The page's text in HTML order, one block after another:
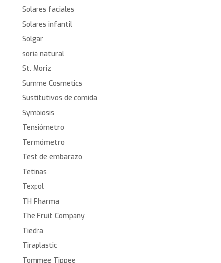
Solares faciales
Solares infantil
Solgar
soria natural
St. Moriz
Summe Cosmetics
Sustitutivos de comida
Symbiosis
Tensiómetro
Termómetro
Test de embarazo
Tetinas
Texpol
TH Pharma
The Fruit Company
Tiedra
Tiraplastic
Tommee Tippee